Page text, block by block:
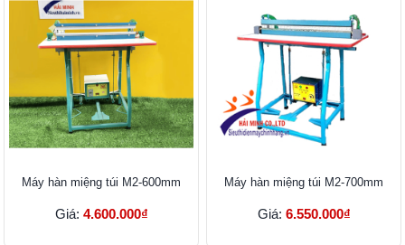
Máy hàn miệng túi M2-600mm
Giá: 4.600.000₫
Máy hàn miệng túi M2-700mm
Giá: 6.550.000₫